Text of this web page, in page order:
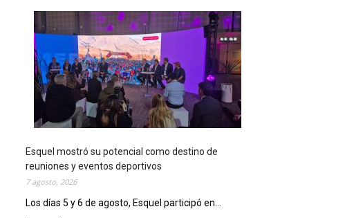
Esquel mostró su potencial como destino de
reuniones y eventos deportivos
7 agosto, 2026
Los días 5 y 6 de agosto, Esquel participó en...